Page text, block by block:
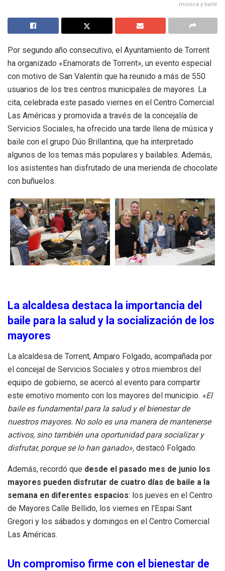
música y baile
Por segundo año consecutivo, el Ayuntamiento de Torrent
ha organizado «Enamorats de Torrent», un evento especial
con motivo de San Valentín que ha reunido a más de 550
usuarios de los tres centros municipales de mayores. La
cita, celebrada este pasado viernes en el Centro Comercial
Las Américas y promovida a través de la concejalía de
Servicios Sociales, ha ofrecido una tarde llena de música y
baile con el grupo Dúo Brillantina, que ha interpretado
algunos de los temas más populares y bailables. Además,
los asistentes han disfrutado de una merienda de chocolate
con buñuelos.
La alcaldesa destaca la importancia del
baile para la salud y la socialización de los
mayores
La alcaldesa de Torrent, Amparo Folgado, acompañada por
el concejal de Servicios Sociales y otros miembros del
equipo de gobierno, se acercó al evento para compartir
este emotivo momento con los mayores del municipio. «El
baile es fundamental para la salud y el bienestar de
nuestros mayores. No solo es una manera de mantenerse
activos, sino también una oportunidad para socializar y
disfrutar, porque se lo han ganado», destacó Folgado.
Además, recordó que desde el pasado mes de junio los
mayores pueden disfrutar de cuatro días de baile a la
semana en diferentes espacios: los jueves en el Centro
de Mayores Calle Bellido, los viernes en l’Espai Sant
Gregori y los sábados y domingos en el Centro Comercial
Las Américas.
Un compromiso firme con el bienestar de